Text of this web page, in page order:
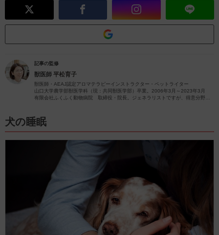
記事の監修
獣医師 平松育子
獣医師・AEAJ認定アロマテラピーインストラクター・ペットライター
山口大学農学部獣医学科（現：共同獣医学部）卒業。2006年3月～2023年3月
有限会社ふくふく動物病院 取締役・院長。ジェネラリストですが、得意分野は
むアロマに関する情報をお届けします。
犬の睡眠